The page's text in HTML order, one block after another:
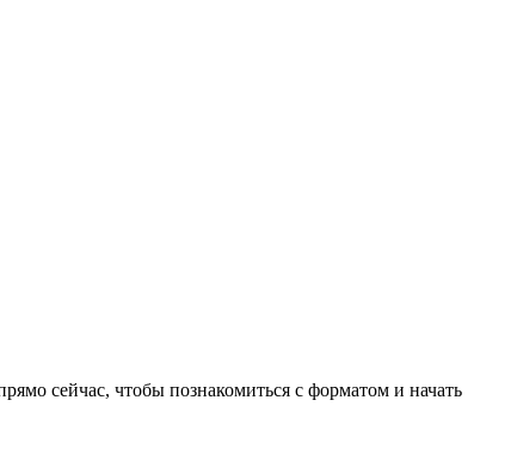
сейчас, чтобы познакомиться с форматом и начать